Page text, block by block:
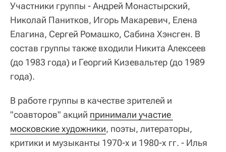
Участники группы - Андрей Монастырский,
Николай Панитков, Игорь Макаревич, Елена
Елагина, Сергей Ромашко, Сабина Хэнсген. В
состав группы также входили Никита Алексеев
(до 1983 года) и Георгий Кизевальтер (до 1989
года).
В работе группы в качестве зрителей и
"соавторов" акций принимали участие
московские художники, поэты, литераторы,
критики и музыканты 1970-х и 1980-х гг. - Илья